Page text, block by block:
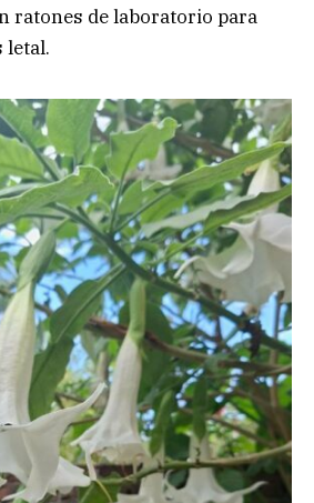
ratones de laboratorio para
letal.